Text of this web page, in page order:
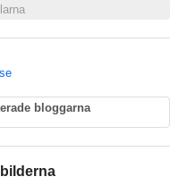
bloggarna